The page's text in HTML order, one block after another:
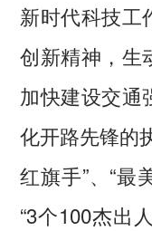
新时代科技工
创新精神，生
加快建设交通
化开路先锋的
红旗手”、“最
“3个100杰出